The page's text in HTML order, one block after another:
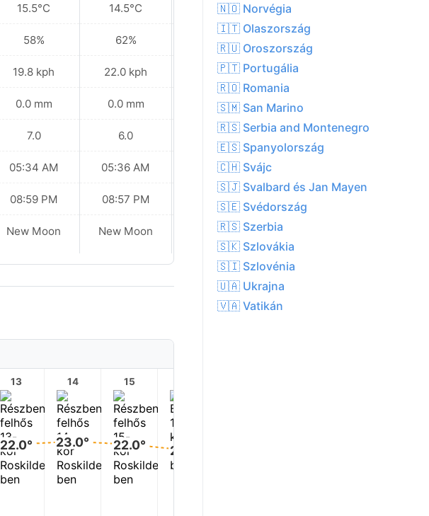
15.5°C
58%
19.8 kph
0.0 mm
7.0
05:34 AM
08:59 PM
New Moon
14.5°C
62%
22.0 kph
0.0 mm
6.0
05:36 AM
08:57 PM
New Moon
14.1°C
71%
18.4 kph
0.0 mm
6.0
05:38 AM
08:54 PM
New Moon
13
22.0°
14
23.0°
15
22.0° 22.0°
🇳🇴 Norvégia
🇮🇹 Olaszország
🇷🇺 Oroszország
🇵🇹 Portugália
🇷🇴 Romania
🇸🇲 San Marino
🇷🇸 Serbia and Montenegro
🇪🇸 Spanyolország
🇨🇭 Svájc
🇸🇯 Svalbard és Jan Mayen
🇸🇪 Svédország
🇷🇸 Szerbia
🇸🇰 Szlovákia
🇸🇮 Szlovénia
🇺🇦 Ukrajna
🇻🇦 Vatikán